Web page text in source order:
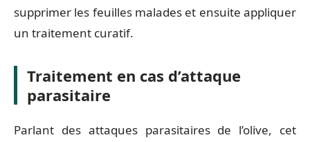
supprimer les feuilles malades et ensuite appliquer
un traitement curatif.
Traitement en cas d’attaque
parasitaire
Parlant des attaques parasitaires de l’olive, cet